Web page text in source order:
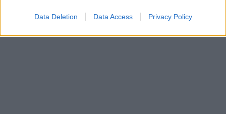
Data Deletion Data Access Privacy Policy